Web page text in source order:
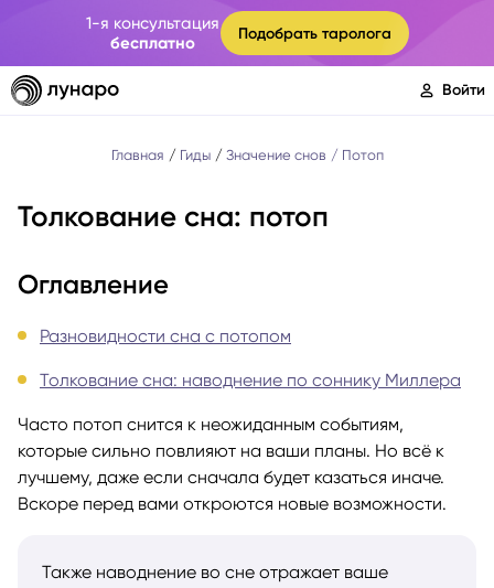
1-я консультация
бесплатно
Подобрать таролога
Войти
Главная Гиды Значение снов Потоп
Толкование сна: потоп
Оглавление
Разновидности сна с потопом
Толкование сна: наводнение по соннику Миллера
Часто потоп снится к неожиданным событиям,
которые сильно повлияют на ваши планы. Но всё к
лучшему, даже если сначала будет казаться иначе.
Вскоре перед вами откроются новые возможности.
Также наводнение во сне отражает ваше